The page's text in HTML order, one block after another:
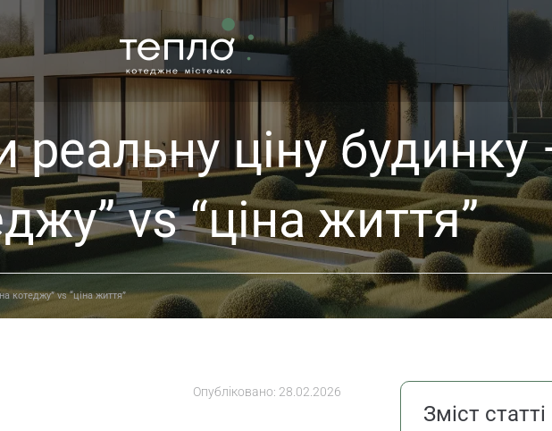
реальну ціну будинку
vs “ціна життя”
котеджу” vs “ціна життя”
Опубліковано: 28.02.2026
Зміст статті